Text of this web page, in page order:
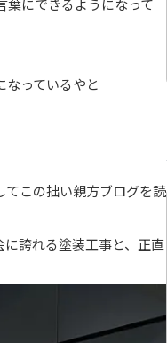
葉にできるようになって
っているやと
この拙い親方ブログを読
誇れる塗装工事と、正直